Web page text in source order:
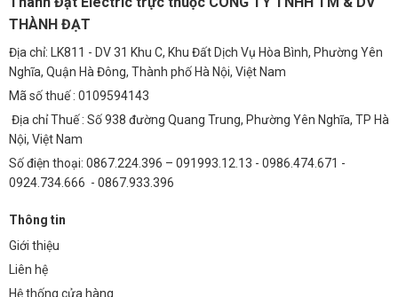
THÀNH ĐẠT
Địa chỉ: LK811 - DV 31 Khu C, Khu Đất Dịch Vụ Hòa Bình, Phường Yên
Nghĩa, Quận Hà Đông, Thành phố Hà Nội, Việt Nam
Mã số thuế : 0109594143
Địa chỉ Thuế : Số 938 đường Quang Trung, Phường Yên Nghĩa, TP Hà
Nội, Việt Nam
Số điện thoại: 0867.224.396 – 091993.12.13 - 0986.474.671 -
0924.734.666 - 0867.933.396
Thông tin
Giới thiệu
Liên hệ
Hệ thống cửa hàng